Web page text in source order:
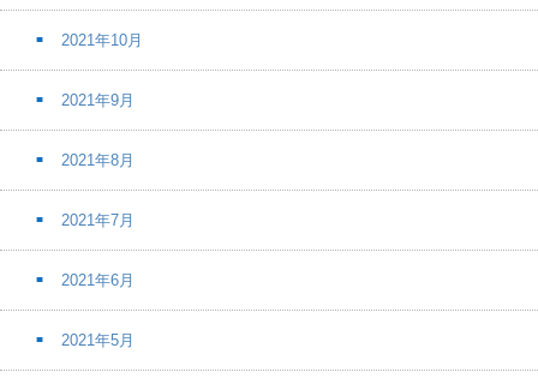
2021年10月
2021年9月
2021年8月
2021年7月
2021年6月
2021年5月